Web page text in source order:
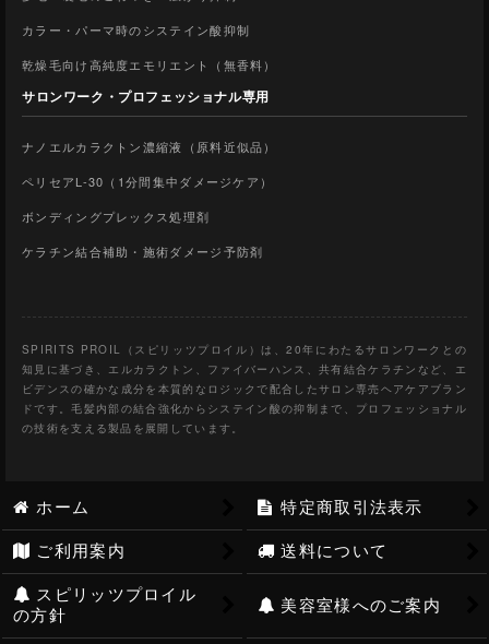
カラー・パーマ時のシステイン酸抑制
乾燥毛向け高純度エモリエント（無香料）
サロンワーク・プロフェッショナル専用
ナノエルカラクトン濃縮液（原料近似品）
ペリセアL-30（1分間集中ダメージケア）
ボンディングプレックス処理剤
ケラチン結合補助・施術ダメージ予防剤
SPIRITS PROIL（スピリッツプロイル）は、20年にわたるサロンワークとの
知見に基づき、エルカラクトン、ファイバーハンス、共有結合ケラチンなど、エ
ビデンスの確かな成分を本質的なロジックで配合したサロン専売ヘアケアブラン
ドです。毛髪内部の結合強化からシステイン酸の抑制まで、プロフェッショナル
の技術を支える製品を展開しています。
ホーム 特定商取引法表示
ご利用案内 送料について
スピリッツプロイル
の方針
美容室様へのご案内